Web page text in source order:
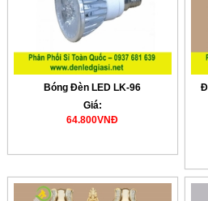
Bóng Đèn LED LK-96
Giá:
64.800VNĐ